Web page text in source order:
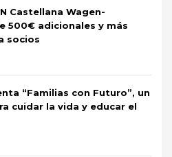
Castellana Wagen-
500€ adicionales y más
socios
“Familias con Futuro”, un
cuidar la vida y educar el